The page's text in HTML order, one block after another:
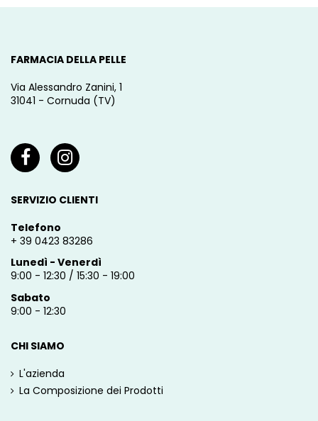
FARMACIA DELLA PELLE
Via Alessandro Zanini, 1
31041 - Cornuda (TV)
SERVIZIO CLIENTI
Telefono
+ 39 0423 83286
Lunedì - Venerdì
9:00 - 12:30 / 15:30 - 19:00
Sabato
9:00 - 12:30
CHI SIAMO
L'azienda
La Composizione dei Prodotti